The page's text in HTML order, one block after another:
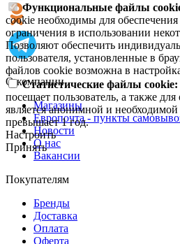
Функциональные файлы
cookie необходимы для
ограничения в использовании
Позволяют обеспечить
пользователя, установленные в
файлов cookie возможна в
Статистические файлы cookie:
посещает пользователь, а также
является анонимной и
превышает 1 год.
Настроить
Принять
О компании
Магазины
Европочта - пункты
Новости
О нас
Вакансии
Покупателям
Бренды
Доставка
Оплата
Оферта